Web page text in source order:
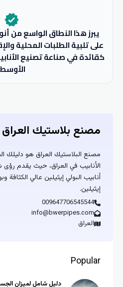
verified
يبرز هذا النطاق الواسع من
على تلبية الطلبات المحلية
كقائدة في صناعة تصنيع
مصنع بلاستيك العراق
مصنع البلاستيك العراق هو دليلك
الأنابيب في العراق، حيث يقدم
أنابيب البولي إيثيلين عالي الكثافة
إيثيلين.
009647706545544
info@bwerpipes.com
العراق
Popular
دليل شامل لميزان